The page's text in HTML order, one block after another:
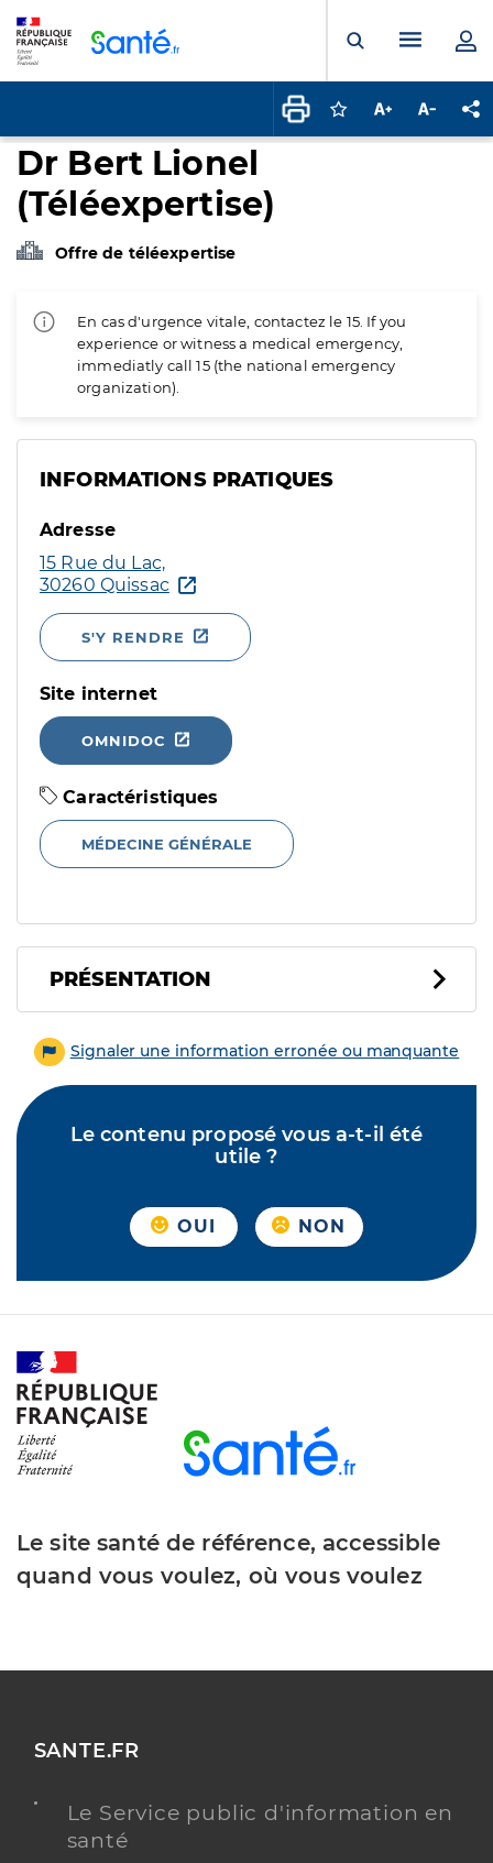
Ouvrir laMenu
Connectez-vous
Augmenter la
Dr Bert Lionel
(Téléexpertise)
Offre de téléexpertise
En cas d'urgence vitale, contactez le 15. If you
experience or witness a medical emergency,
immediatly call 15 (the national emergency
organization).
INFORMATIONS PRATIQUES
Adresse
15 Rue du Lac,
30260 Quissac
S'Y RENDRE
Site internet
OMNIDOC
Caractéristiques
MÉDECINE GÉNÉRALE
PRÉSENTATION
Signaler une information erronée ou manquante
Le contenu proposé vous a-t-il été
utile ?
OUI NON
Le site santé de référence, accessible
quand vous voulez, où vous voulez
SANTE.FR
Le Service public d'information en
santé